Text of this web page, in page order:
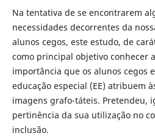
Na tentativa de se encontrarem
necessidades decorrentes da
alunos cegos, este estudo, de
como principal objetivo conhecer
importância que os alunos cegos
educação especial (EE) atribuem
imagens grafo-táteis. Pretendeu,
pertinência da sua utilização no
inclusão.